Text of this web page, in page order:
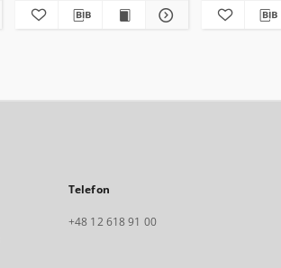
Telefon
+48 12 618 91 00